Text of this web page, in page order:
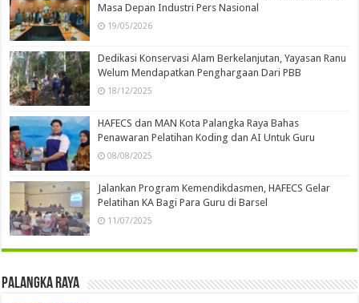
Masa Depan Industri Pers Nasional
19/05/2026
Dedikasi Konservasi Alam Berkelanjutan, Yayasan Ranu
Welum Mendapatkan Penghargaan Dari PBB
18/12/2025
HAFECS dan MAN Kota Palangka Raya Bahas
Penawaran Pelatihan Koding dan AI Untuk Guru
08/08/2025
Jalankan Program Kemendikdasmen, HAFECS Gelar
Pelatihan KA Bagi Para Guru di Barsel
11/07/2025
Palangka Raya